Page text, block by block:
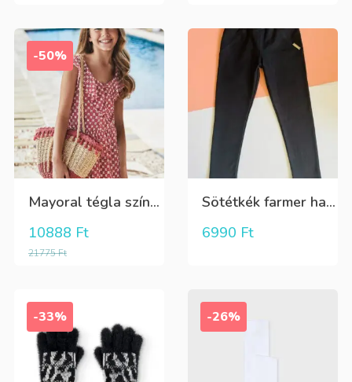
-50%
Mayoral tégla színű kisvirág mintás nyári lenge ruha
21775Ft
10888 Ft
Sötétkék farmer hatású kényelmes nadrág
6990 Ft
-33% -26%